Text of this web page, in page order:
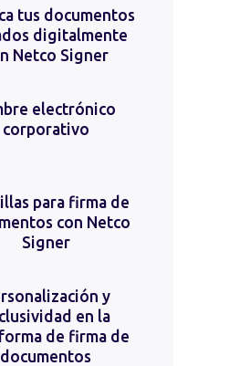
tus documentos
digitalmente
Netco Signer
electrónico
corporativo
para firma de
con Netco
Signer
y
en la
de firma de
documentos